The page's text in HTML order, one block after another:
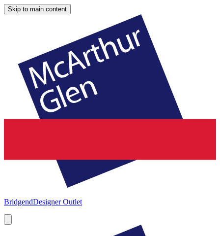
Skip to main content
BridgendDesigner Outlet